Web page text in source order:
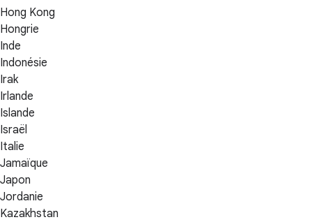
Hong Kong
Hongrie
Inde
Indonésie
Irak
Irlande
Islande
Israël
Italie
Jamaïque
Japon
Jordanie
Kazakhstan